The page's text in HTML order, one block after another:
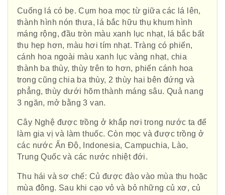
Cuống lá có bẹ. Cụm hoa mọc từ giữa các lá lên,
thành hình nón thưa, lá bắc hữu thụ khum hình
máng rộng, đầu tròn màu xanh lục nhạt, lá bắc bất
thụ hẹp hơn, màu hơi tím nhạt. Tràng có phiến,
cánh hoa ngoài màu xanh lục vàng nhạt, chia
thành ba thùy, thùy trên to hơn, phiến cánh hoa
trong cũng chia ba thùy, 2 thùy hai bên đứng và
phẳng, thùy dưới hõm thành máng sâu. Quả nang
3 ngăn, mở bằng 3 van.
Cây Nghệ được trồng ở khắp nơi trong nước ta để
làm gia vị và làm thuốc. Còn mọc và được trồng ở
các nước Ấn Độ, Indonesia, Campuchia, Lào,
Trung Quốc và các nước nhiệt đới.
Thu hái và sơ chế: Củ được đào vào mùa thu hoặc
mùa đông. Sau khi cạo vỏ và bỏ những củ xơ, củ